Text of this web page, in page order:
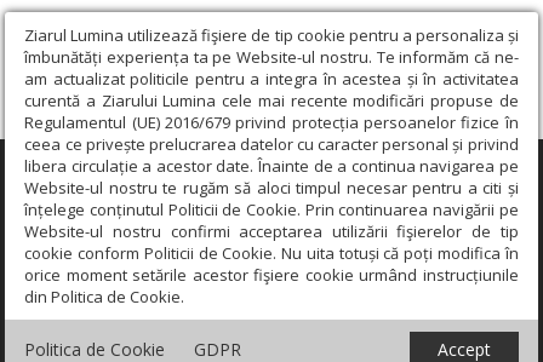
Ziarul Lumina utilizează fişiere de tip cookie pentru a personaliza și
îmbunătăți experiența ta pe Website-ul nostru. Te informăm că ne-
am actualizat politicile pentru a integra în acestea și în activitatea
curentă a Ziarului Lumina cele mai recente modificări propuse de
Regulamentul (UE) 2016/679 privind protecția persoanelor fizice în
ceea ce privește prelucrarea datelor cu caracter personal și privind
libera circulație a acestor date. Înainte de a continua navigarea pe
Website-ul nostru te rugăm să aloci timpul necesar pentru a citi și
înțelege conținutul Politicii de Cookie. Prin continuarea navigării pe
Website-ul nostru confirmi acceptarea utilizării fişierelor de tip
cookie conform Politicii de Cookie. Nu uita totuși că poți modifica în
orice moment setările acestor fişiere cookie urmând instrucțiunile
din Politica de Cookie.
Politica de Cookie GDPR Accept
×